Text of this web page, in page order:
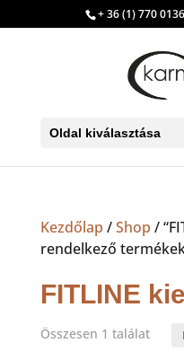
+ 36 (1) 770 0136
Oldal kiválasztása
Kezdőlap /Shop /
rendelkező
FITLINE
Összesen 1 találat